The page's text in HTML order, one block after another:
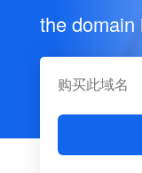
the domain
购买此域名